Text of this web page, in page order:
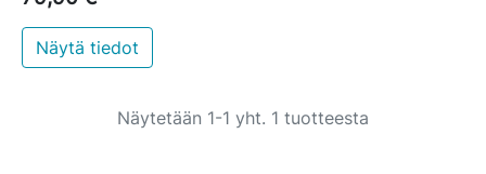
Näytä tiedot
Näytetään 1-1 yht. 1 tuotteesta